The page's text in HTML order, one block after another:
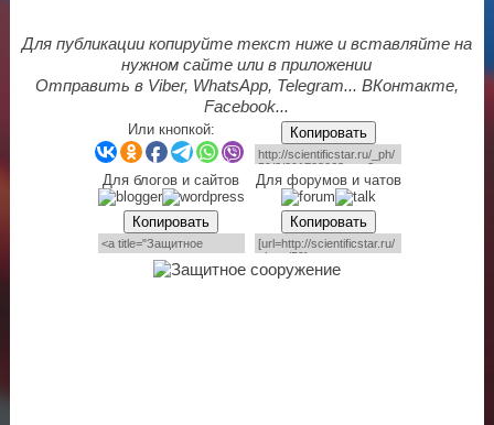
Для публикации копируйте текст ниже и вставляйте на
нужном сайте или в приложении
Отправить в Viber, WhatsApp, Telegram... ВКонтакте,
Facebook...
Или кнопкой: Копировать
Для блогов и сайтов Для форумов и чатов
Копировать Копировать